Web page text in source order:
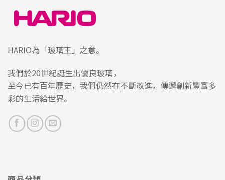
HARIO為「玻璃王」之意。
我們於20世紀誕生出優良玻璃，
至今已有百年歷史，我們仍然在不斷改進，傳遞創新豐富多
彩的生活給世界。